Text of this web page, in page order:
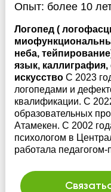
Опыт: более 10
Логопед (
неба,
язык, каллиграфия,
искусство С 2023
логопедами и
квалификации. С
образовательных
Атамекен. С 2002
психологом в
работала педагогом-